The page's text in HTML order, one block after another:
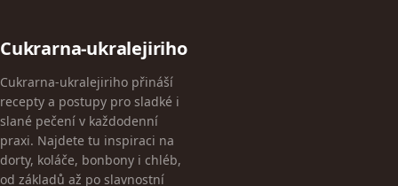
Cukrarna-ukralejiriho
Cukrarna-ukralejiriho přináší
recepty a postupy pro sladké i
slané pečení v každodenní
praxi. Najdete tu inspiraci na
dorty, koláče, bonbony i chléb,
od základů až po slavnostní